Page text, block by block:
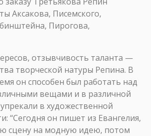
Аксакова, Писемского,
Пирогова,
отзывчивость таланта —
творческой натуры Репина. В
он способен был работать над
вещами и в различной
в художественной
“Сегодня он пишет из Евангелия,
сцену на модную идею, потом